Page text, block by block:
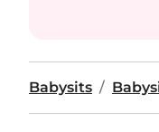
Babysits